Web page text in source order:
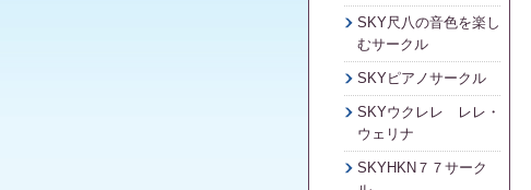
SKY尺八の音色を楽し
むサークル
SKYピアノサークル
SKYウクレレ レレ・
ウェリナ
SKYHKN７７サーク